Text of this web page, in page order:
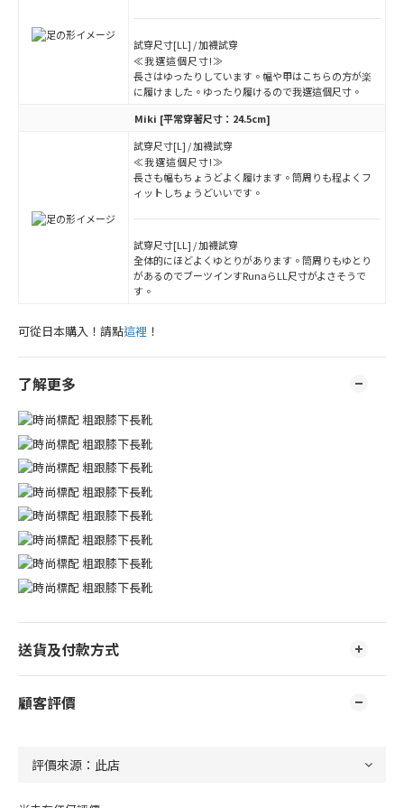
試穿尺寸[LL] / 加襪試穿
≪我選這個尺寸!≫
長さはゆったりしています。幅や甲はこちらの方が楽
に履けました。ゆったり履けるので我選這個尺寸。
Miki [平常穿著尺寸：24.5cm]
試穿尺寸[L] / 加襪試穿
≪我選這個尺寸!≫
長さも幅もちょうどよく履けます。筒周りも程よくフ
ィットしちょうどいいです。
試穿尺寸[LL] / 加襪試穿
全体的にほどよくゆとりがあります。筒周りもゆとり
があるのでブーツインすRunaらLL尺寸がよさそうで
す。
可從日本購入！請點這裡 ！
了解更多
送貨及付款方式
顧客評價